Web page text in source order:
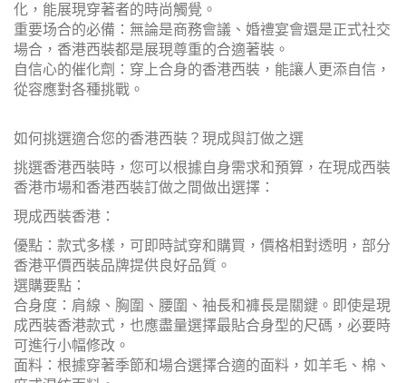
化，能展現穿著者的時尚觸覺。
重要场合的必備：無論是商務會議、婚禮宴會還是正式社交
場合，香港西裝都是展現尊重的合適著裝。
自信心的催化劑：穿上合身的香港西裝，能讓人更添自信，
從容應對各種挑戰。
如何挑選適合您的香港西裝？現成與訂做之選
挑選香港西裝時，您可以根據自身需求和預算，在現成西裝
香港市場和香港西裝訂做之間做出選擇：
現成西裝香港：
優點：款式多樣，可即時試穿和購買，價格相對透明，部分
香港平價西裝品牌提供良好品質。
選購要點：
合身度：肩線、胸圍、腰圍、袖長和褲長是關鍵。即使是現
成西裝香港款式，也應盡量選擇最貼合身型的尺碼，必要時
可進行小幅修改。
面料：根據穿著季節和場合選擇合適的面料，如羊毛、棉、